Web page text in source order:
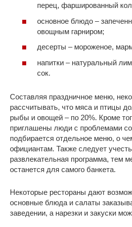
перец, фаршированный
основное блюдо –
овощным гарниром;
десерты – мороженое,
напитки – натуральный
сок.
Составляя праздничное меню,
рассчитывать, что мяса и птицы
рыбы и овощей – по 20%. Кроме
приглашены люди с проблемами
подбирается отдельное меню, о
официантам. Также следует
развлекательная программа, тем
останется для самого банкета.
Некоторые рестораны дают
основные блюда и салаты
заведении, а нарезки и закуски